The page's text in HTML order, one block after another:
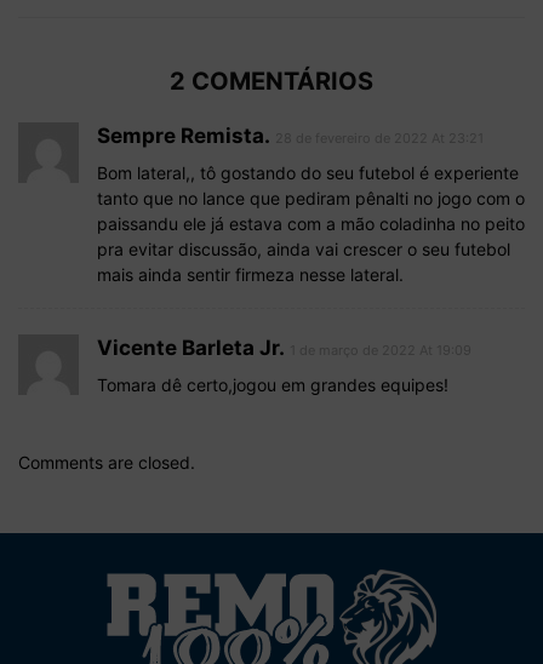
2 COMENTÁRIOS
Sempre Remista.
Bom lateral,, tô gostando do seu futebol é experiente
tanto que no lance que pediram pênalti no jogo com o
paissandu ele já estava com a mão coladinha no peito
pra evitar discussão, ainda vai crescer o seu futebol
mais ainda sentir firmeza nesse lateral.
Vicente Barleta Jr.
Tomara dê certo,jogou em grandes equipes!
Comments are closed.